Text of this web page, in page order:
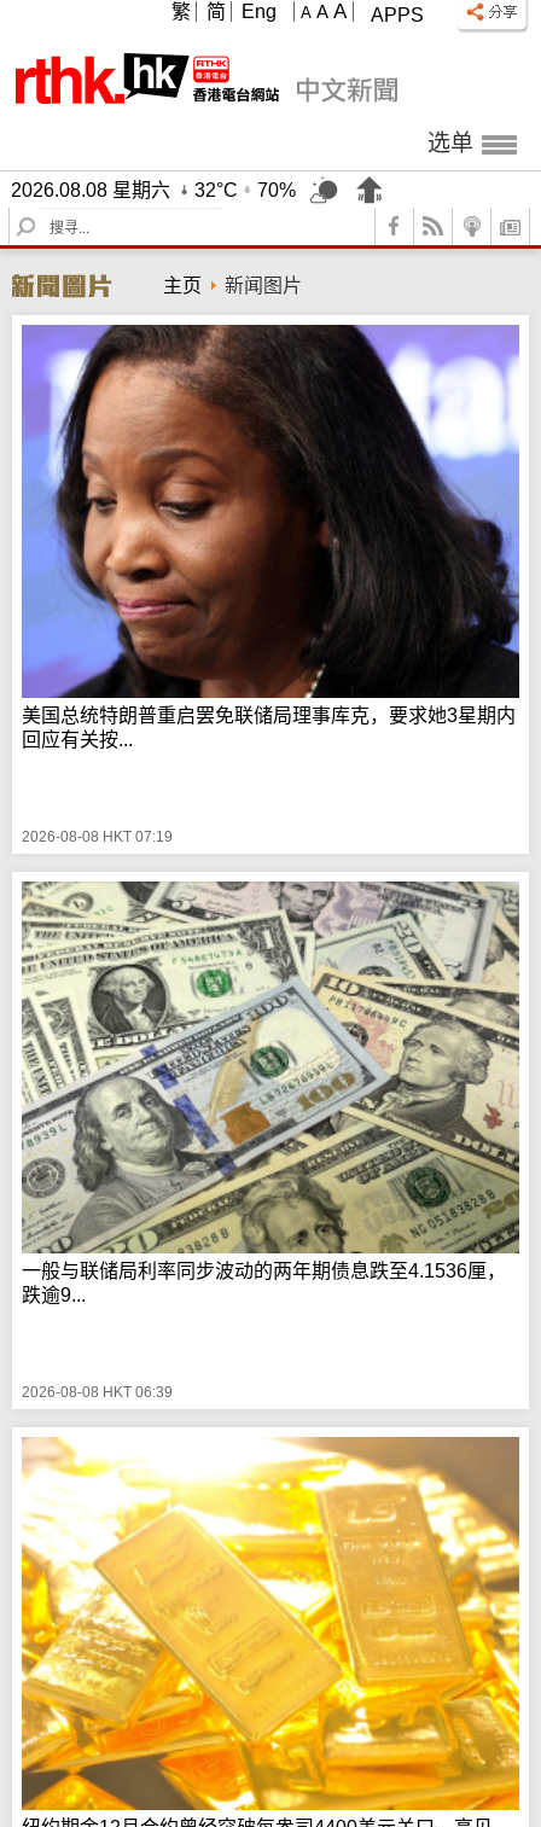
APPS
A A A
繁 简 Eng
选单
2026.08.08 星期六 32°C
70%
S
e
r
c
h
主页 新闻图片
美国总统特朗普重启罢免联储局理事库克，要求她3星期内
回应有关按...
2026-08-08 HKT 07:19
一般与联储局利率同步波动的两年期债息跌至4.1536厘，
跌逾9...
2026-08-08 HKT 06:39